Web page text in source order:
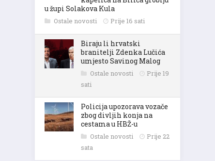
u župi Solakova Kula
Ostale novosti Prije 16 sati
Biraju li hrvatski
branitelji Zdenka Lučića
umjesto Savinog Malog
Ostale novosti
Prije 19
sati
Policija upozorava vozače
zbog divljih konja na
cestama u HBŽ-u
Ostale novosti
Prije 22
sata